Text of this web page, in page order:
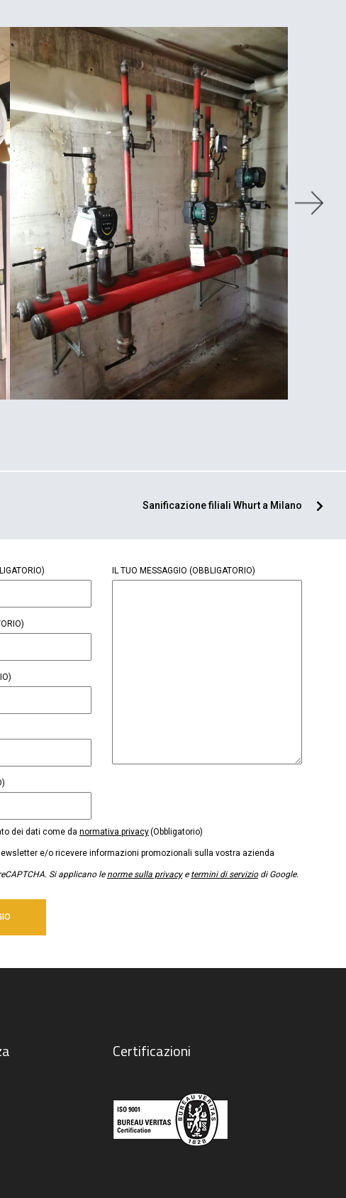
Sanificazione filiali Whurt a Milano
IL TUO MESSAGGIO (OBBLIGATORIO)
dei dati come da normativa privacy(Obbligatorio)
e/o ricevere informazioni promozionali sulla vostra azienda
Si applicano le norme sulla privacye termini di serviziodi Google.
Certificazioni